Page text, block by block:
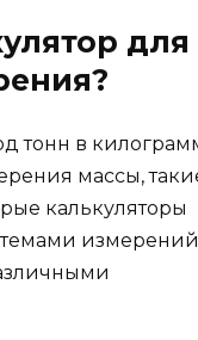
для
тонн в
массы,
калькуляторы